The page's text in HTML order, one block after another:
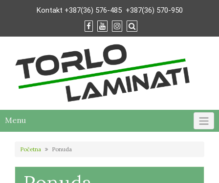
Kontakt +387(36) 576-485 +387(36) 570-950
Menu
Početna Ponuda